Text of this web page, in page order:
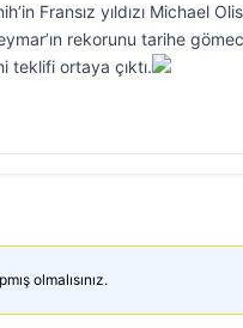
Fransız yıldızı Michael
rekorunu tarihe
teklifi ortaya çıktı.
olmalısınız.